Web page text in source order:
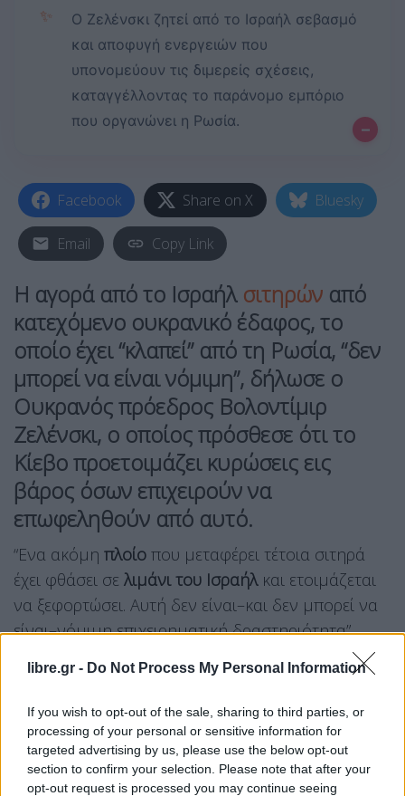
libre.gr - Do Not Process My Personal Information
If you wish to opt-out of the sale, sharing to third parties, or
processing of your personal or sensitive information for
targeted advertising by us, please use the below opt-out
section to confirm your selection. Please note that after your
opt-out request is processed you may continue seeing
✨
Ο Ζελένσκι ζητεί από το Ισραήλ σεβασμό
και αποφυγή ενεργειών που
υπονομεύουν τις διμερείς σχέσεις,
καταγγέλλοντας το παράνομο εμπόριο
που οργανώνει η Ρωσία.
–
Facebook Share on X Bluesky
Email Copy Link
Η αγορά από το Ισραήλ σιτηρών από
κατεχόμενο ουκρανικό έδαφος, το
οποίο έχει “κλαπεί” από τη Ρωσία, “δεν
μπορεί να είναι νόμιμη”, δήλωσε ο
Ουκρανός πρόεδρος Βολοντίμιρ
Ζελένσκι, ο οποίος πρόσθεσε ότι το
Κίεβο προετοιμάζει κυρώσεις εις
βάρος όσων επιχειρούν να
επωφεληθούν από αυτό.
“Ενα ακόμη πλοίο που μεταφέρει τέτοια σιτηρά
έχει φθάσει σε λιμάνι του Ισραήλ και ετοιμάζεται
να ξεφορτώσει. Αυτή δεν είναι–και δεν μπορεί να
είναι–νόμιμη επιχειρηματική δραστηριότητα”,
γνωρίζουν ποια πλοία φθάνουν σταλιμάνια
χώρας και τι φορτίο μεταφέρουν”, πρόσθεσε ο
Ουκρανός πρόεδρος. Ο Ουκρανός υπουργός